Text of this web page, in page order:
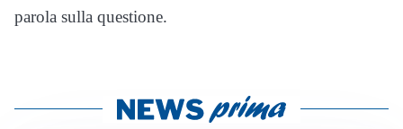
parola sulla questione.